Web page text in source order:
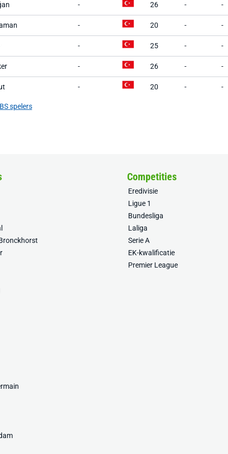
- 26 - -
- 20 - -
- 25 - -
- 26 - -
- 20 - -
spelers
Competities
Eredivisie
Ligue 1
Bundesliga
Laliga
Serie A
EK-kwalificatie
Premier League